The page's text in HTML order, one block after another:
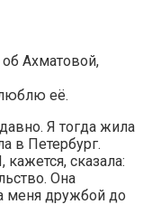
Ахматовой,
её.
Я тогда жила
в Петербург.
сказала:
Она
меня дружбой до